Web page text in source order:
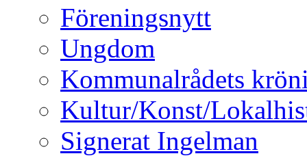
Föreningsnytt
Ungdom
Kommunalrådets
Kultur/Konst/
Signerat Ingelman